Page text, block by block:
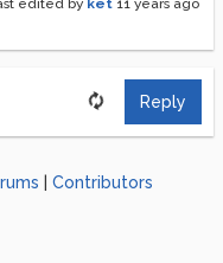
edited by ket 11 years ago
Reply
Contributors